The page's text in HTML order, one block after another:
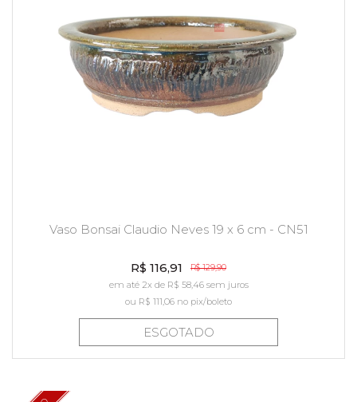
Vaso Bonsai Claudio Neves 19 x 6 cm - CN51
R$ 116,91 R$ 129,90
em até 2x de R$ 58,46 sem juros
ou R$ 111,06 no pix/boleto
ESGOTADO